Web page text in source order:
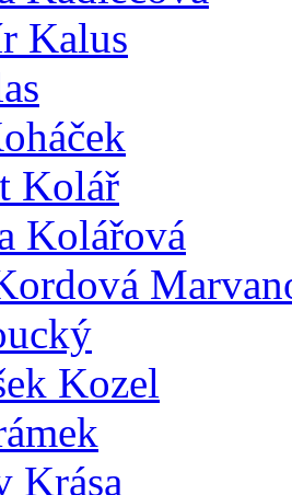
Kalus
Kolář
Kolářová
Kozel
Krása